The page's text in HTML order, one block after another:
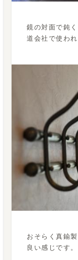
鏡の対面で鈍
道会社で使わ
おそらく真鍮
良い感じです。